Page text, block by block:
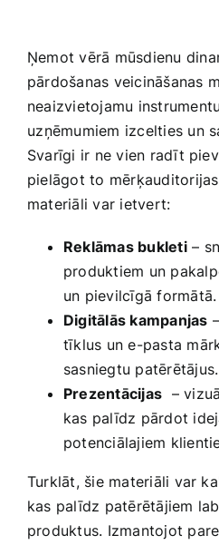
Ņemot vērā mūsdienu
pārdošanas veicināšanas⁣
neaizvietojamu
⁣uzņēmumiem izcelties un
Svarīgi ir ne vien radīt‌
pielāgot to
materiāli ​var ietvert:
Reklāmas bukleti–
produktiem un
un pievilcīgā formātā.
Digitālās kampanjas
tīklus un e-pasta
sasniegtu patērētājus.
Prezentācijas
–
kas palīdz pārdot
potenciālajiem
Turklāt, šie materiāli var
kas palīdz patērētājiem
produktus. Izmantojot